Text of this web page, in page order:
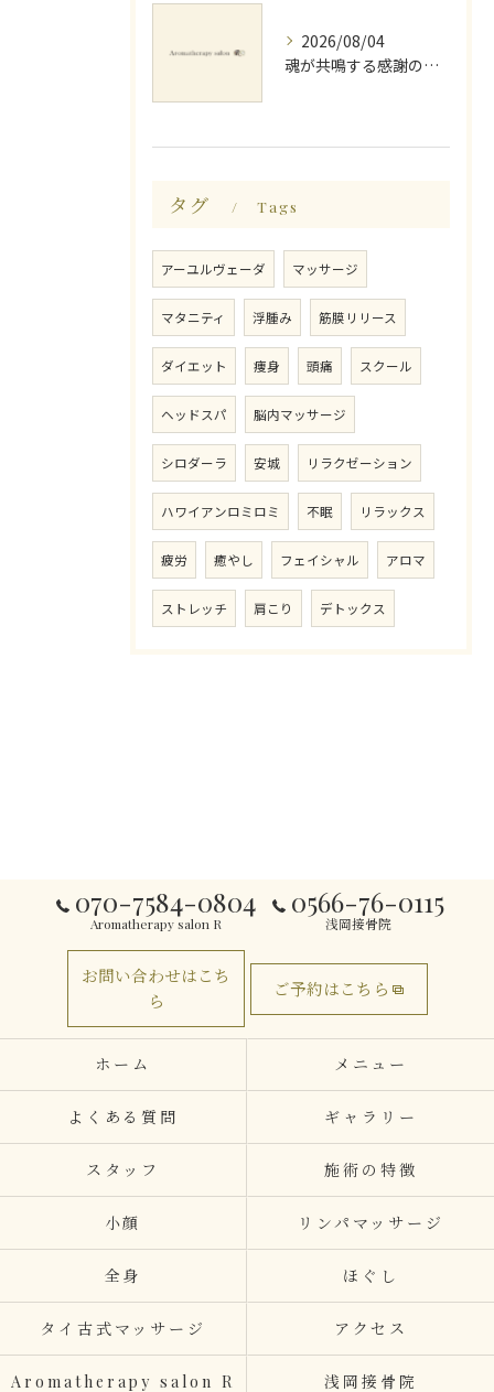
2026/08/04
魂が共鳴する感謝の心と天地創造
タグ Tags
アーユルヴェーダ マッサージ
マタニティ 浮腫み 筋膜リリース
ダイエット 痩身 頭痛 スクール
ヘッドスパ 脳内マッサージ
シロダーラ 安城 リラクゼーション
ハワイアンロミロミ 不眠 リラックス
疲労 癒やし フェイシャル アロマ
ストレッチ 肩こり デトックス
070-7584-0804
Aromatherapy salon R
0566-76-0115
浅岡接骨院
お問い合わせはこち
ら
ご予約はこちら
ホーム メニュー
よくある質問 ギャラリー
スタッフ 施術の特徴
小顔 リンパマッサージ
全身 ほぐし
タイ古式マッサージ アクセス
Aromatherapy salon R 浅岡接骨院